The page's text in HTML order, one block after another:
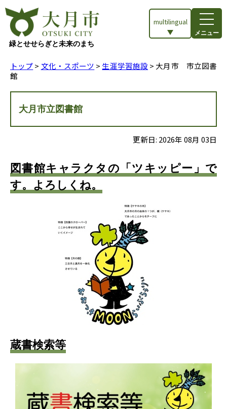
緑とせせらぎと未来のまち
multilingual
メニュー
トップ> 文化・スポーツ > 生涯学習施設> 大月市 市立図書
館
大月市立図書館
更新日: 2026年08月 03日
図書館キャラクタの「ツキッピー」で
す。よろしくね。
蔵書検索等